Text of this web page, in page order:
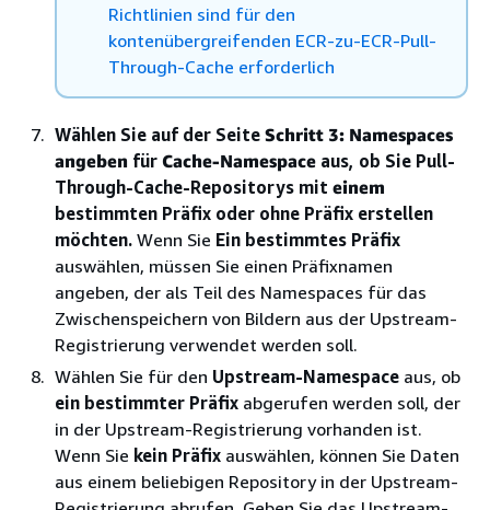
Richtlinien sind für den
kontenübergreifenden ECR-zu-ECR-Pull-
Through-Cache erforderlich
Wählen Sie auf der Seite Schritt 3: Namespaces
angeben für Cache-Namespace aus, ob Sie Pull-
Through-Cache-Repositorys mit einem
bestimmten Präfix oder ohne Präfix erstellen
möchten. Wenn Sie Ein bestimmtes Präfix
auswählen, müssen Sie einen Präfixnamen
angeben, der als Teil des Namespaces für das
Zwischenspeichern von Bildern aus der Upstream-
Registrierung verwendet werden soll.
Wählen Sie für den Upstream-Namespace aus, ob
ein bestimmter Präfix abgerufen werden soll, der
in der Upstream-Registrierung vorhanden ist.
Wenn Sie kein Präfix auswählen, können Sie Daten
aus einem beliebigen Repository in der Upstream-